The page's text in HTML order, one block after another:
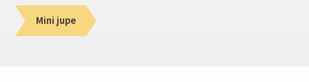
Mini jupe